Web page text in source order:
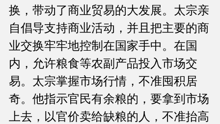
换，带动了商业贸易的大发展。太宗亲
自倡导支持商业活动，并且把主要的商
业交换牢牢地控制在国家手中。在国
内，允许粮食等农副产品投入市场交
易。太宗掌握市场行情，不准囤积居
奇。他指示官民有余粮的，要拿到市场
上去，以官价卖给缺粮的人，不准抬高